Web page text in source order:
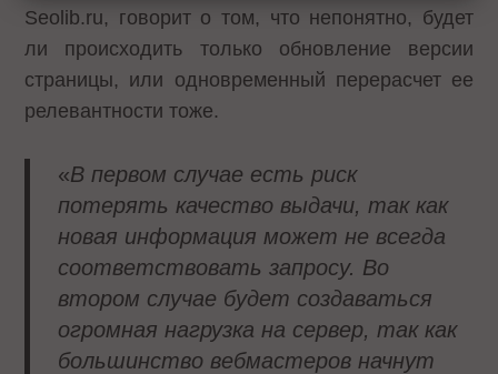
Seolib.ru, говорит о том, что непонятно, будет
ли происходить только обновление версии
страницы, или одновременный перерасчет ее
релевантности тоже.
«В первом случае есть риск
потерять качество выдачи, так как
новая информация может не всегда
соответствовать запросу. Во
втором случае будет создаваться
огромная нагрузка на сервер, так как
большинство вебмастеров начнут